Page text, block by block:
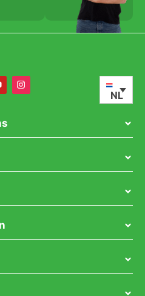
NL